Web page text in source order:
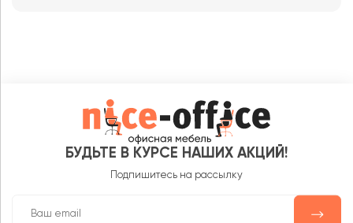
БУДЬТЕ В КУРСЕ НАШИХ АКЦИЙ!
Подпишитесь на рассылку